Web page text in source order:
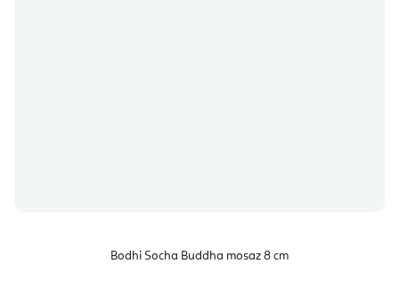
Bodhi Socha Buddha mosaz 8 cm